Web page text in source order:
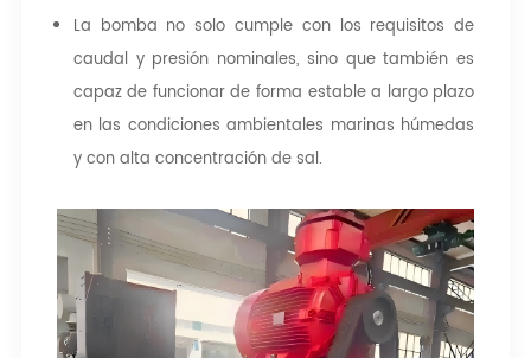
La bomba no solo cumple con los requisitos de
caudal y presión nominales, sino que también es
capaz de funcionar de forma estable a largo plazo
en las condiciones ambientales marinas húmedas
y con alta concentración de sal.